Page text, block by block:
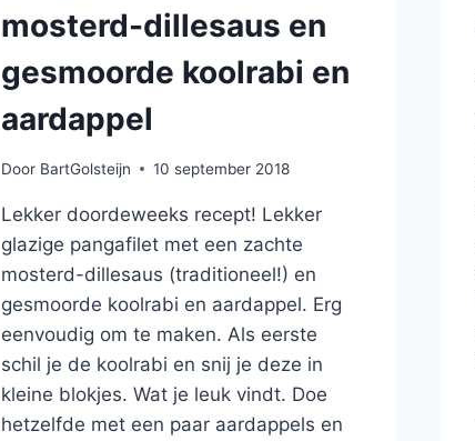
mosterd-dillesaus en
gesmoorde koolrabi en
aardappel
Door BartGolsteijn 10 september 2018
Lekker doordeweeks recept! Lekker
glazige pangafilet met een zachte
mosterd-dillesaus (traditioneel!) en
gesmoorde koolrabi en aardappel. Erg
eenvoudig om te maken. Als eerste
schil je de koolrabi en snij je deze in
kleine blokjes. Wat je leuk vindt. Doe
hetzelfde met een paar aardappels en